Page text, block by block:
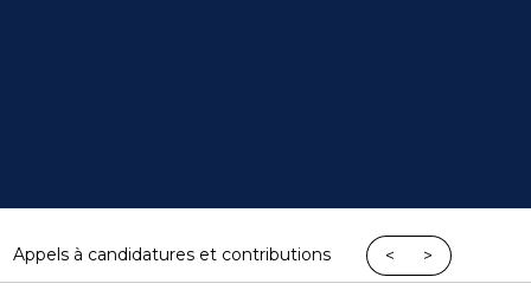
Appels à candidatures et contributions < >